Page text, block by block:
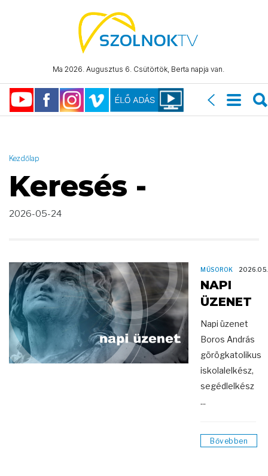
Ma 2026. Augusztus 6. Csütörtök, Berta napja van.
"2026-05-24 23:59:59" )
Kezdőlap
Keresés -
2026-05-24
MŰSOROK
NAPI
ÜZENET
Napi üzenet
Boros András
görögkatolikus
iskolalelkész,
segédlelkész
...
Bővebben